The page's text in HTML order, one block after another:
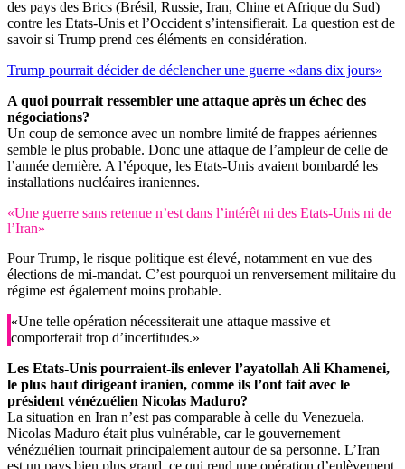
des pays des Brics (Brésil, Russie, Iran, Chine et Afrique du Sud)
contre les Etats-Unis et l’Occident s’intensifierait. La question est de
savoir si Trump prend ces éléments en considération.
Trump pourrait décider de déclencher une guerre «dans dix jours»
A quoi pourrait ressembler une attaque après un échec des
négociations?
Un coup de semonce avec un nombre limité de frappes aériennes
semble le plus probable. Donc une attaque de l’ampleur de celle de
l’année dernière. A l’époque, les Etats-Unis avaient bombardé les
installations nucléaires iraniennes.
«Une guerre sans retenue n’est dans l’intérêt ni des Etats-Unis ni de
l’Iran»
Pour Trump, le risque politique est élevé, notamment en vue des
élections de mi-mandat. C’est pourquoi un renversement militaire du
régime est également moins probable.
«Une telle opération nécessiterait une attaque massive et
comporterait trop d’incertitudes.»
Les Etats-Unis pourraient-ils enlever l’ayatollah Ali Khamenei,
le plus haut dirigeant iranien, comme ils l’ont fait avec le
président vénézuélien Nicolas Maduro?
La situation en Iran n’est pas comparable à celle du Venezuela.
Nicolas Maduro était plus vulnérable, car le gouvernement
vénézuélien tournait principalement autour de sa personne. L’Iran
est un pays bien plus grand, ce qui rend une opération d’enlèvement